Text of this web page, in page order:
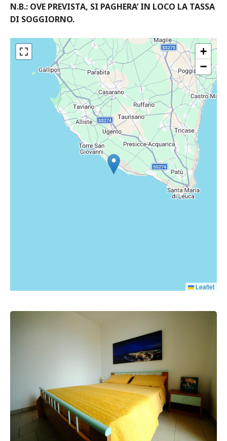
N.B.: OVE PREVISTA, SI PAGHERA’ IN LOCO LA TASSA
DI SOGGIORNO.
+
−
Leaflet